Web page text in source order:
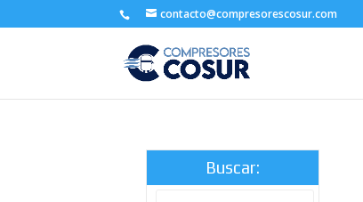
contacto@compresorescosur.com
Buscar: